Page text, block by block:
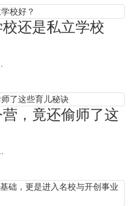
还是私立学校
，竟还偷师了这